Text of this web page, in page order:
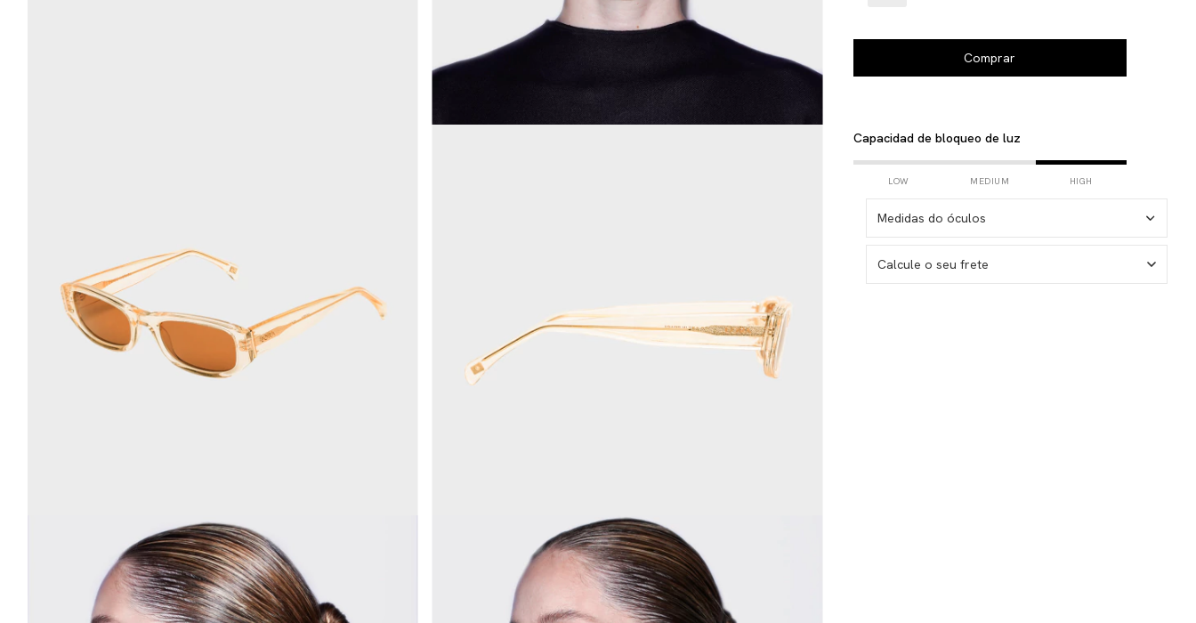
Capacidad de bloqueo de luz
LOW MEDIUM HIGH
Medidas do óculos
Calcule o seu frete